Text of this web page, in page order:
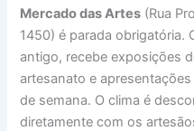
Mercado das Artes (Rua
1450) é parada obrigatória.
antigo, recebe exposições
artesanato e
de semana. O clima é
diretamente com os